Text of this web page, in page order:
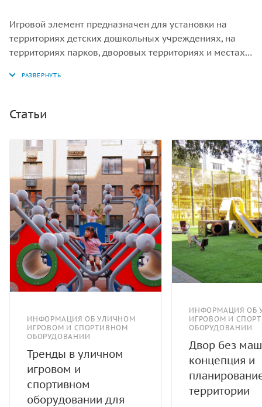
Игровой элемент предназначен для установки на
территориях детских дошкольных учреждениях, на
территориях парков, дворовых территориях и местах
гармоничного развития детей в возрасте от 3 лет.
Статьи
ИНФОРМАЦИЯ ОБ УЛИЧНОМ
ИГРОВОМ И СПОРТИВНОМ
ОБОРУДОВАНИИ
Тренды в уличном
игровом и
спортивном
оборудовании для
ИНФОРМАЦИЯ ОБ
ИГРОВОМ И
ОБОРУДОВАНИИ
Двор без
концепция и
территории